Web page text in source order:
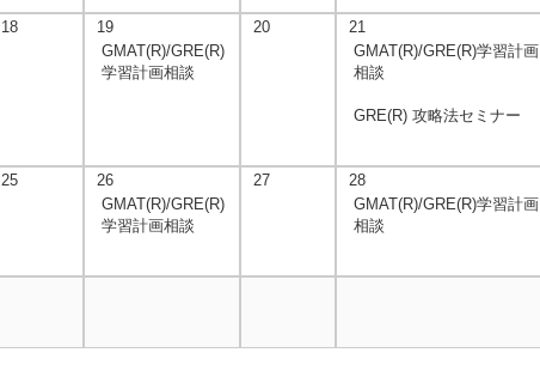
18
19
GMAT(R)/GRE(R)
学習計画相談
20
21
GMAT(R)/GRE(R)学習計画
相談
GRE(R) 攻略法セミナー
25
26
GMAT(R)/GRE(R)
学習計画相談
27
28
GMAT(R)/GRE(R)学習計画
相談